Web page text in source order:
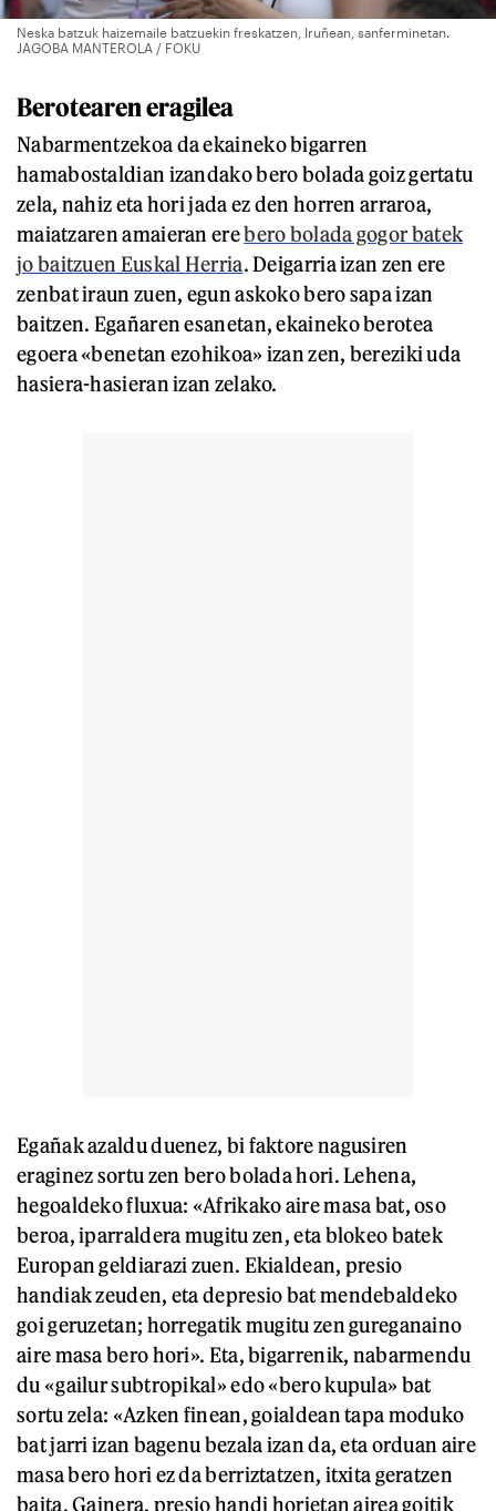
Neska batzuk haizemaile batzuekin freskatzen, Iruñean, sanferminetan.
JAGOBA MANTEROLA / FOKU
Berotearen eragilea
Nabarmentzekoa da ekaineko bigarren
hamabostaldian izandako bero bolada goiz gertatu
zela, nahiz eta hori jada ez den horren arraroa,
maiatzaren amaieran erebero bolada gogor batek
jo baitzuen Euskal Herria. Deigarria izan zen ere
zenbat iraun zuen, egun askoko bero sapa izan
baitzen. Egañaren esanetan, ekaineko berotea
egoera «benetan ezohikoa» izan zen, bereziki uda
hasiera-hasieran izan zelako.
Egañak azaldu duenez, bi faktore nagusiren
eraginez sortu zen bero bolada hori. Lehena,
hegoaldeko fluxua: «Afrikako aire masa bat, oso
beroa, iparraldera mugitu zen, eta blokeo batek
Europan geldiarazi zuen. Ekialdean, presio
handiak zeuden, eta depresio bat mendebaldeko
goi geruzetan; horregatik mugitu zen gureganaino
aire masa bero hori». Eta, bigarrenik, nabarmendu
du «gailur subtropikal» edo «bero kupula» bat
sortu zela: «Azken finean, goialdean tapa moduko
bat jarri izan bagenu bezala izan da, eta orduan aire
masa bero hori ez da berriztatzen, itxita geratzen
baita. Gainera, presio handi horietan airea goitik